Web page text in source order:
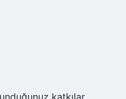
katkılar